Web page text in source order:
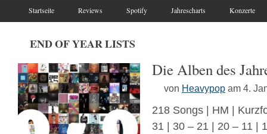
Startseite Reviews Spotify Jahrescharts Konzerte
END OF YEAR LISTS
Die Alben des
von Heavypop am 4.
218 Songs | HM |
31 | 30 – 21 | 20 – 11 |